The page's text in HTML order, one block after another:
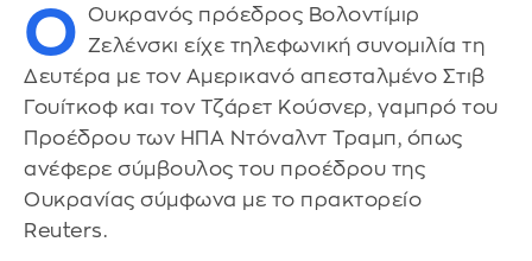
Ο Ουκρανός πρόεδρος Βολοντίμιρ
Ζελένσκι είχε τηλεφωνική συνομιλία τη
Δευτέρα με τον Αμερικανό απεσταλμένο Στιβ
Γουίτκοφ και τον Τζάρετ Κούσνερ, γαμπρό του
Προέδρου των ΗΠΑ Ντόναλντ Τραμπ, όπως
ανέφερε σύμβουλος του προέδρου της
Ουκρανίας σύμφωνα με το πρακτορείο
Reuters.